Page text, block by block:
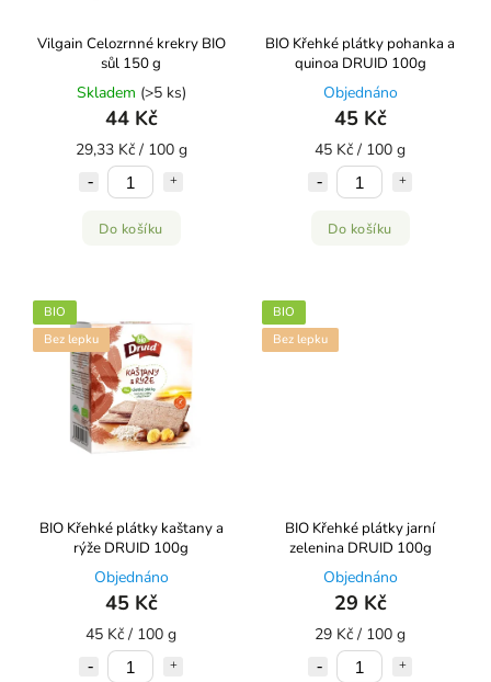
Vilgain Celozrnné krekry BIO
sůl 150 g
Skladem (>5 ks)
44 Kč
29,33 Kč / 100 g
Do košíku
BIO Křehké plátky pohanka a
quinoa DRUID 100g
Objednáno
45 Kč
45 Kč / 100 g
Do košíku
BIO
Bez lepku
BIO Křehké plátky kaštany a
rýže DRUID 100g
Objednáno
45 Kč
45 Kč / 100 g
BIO
Bez lepku
BIO Křehké plátky jarní
zelenina DRUID 100g
Objednáno
29 Kč
29 Kč / 100 g